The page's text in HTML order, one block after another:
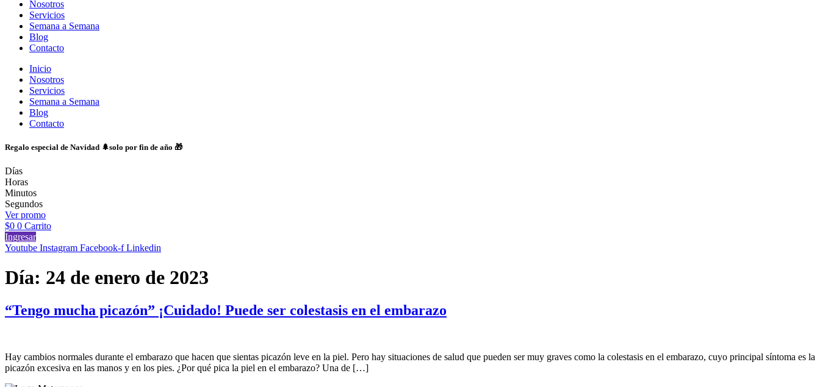
Nosotros
Servicios
Semana a Semana
Blog
Contacto
Inicio
Nosotros
Servicios
Semana a Semana
Blog
Contacto
Regalo especial de Navidad 🌲solo por fin de año 🎁
Días
Horas
Minutos
Segundos
Ver promo
$0 0 Carrito
Ingresar
Youtube Instagram Facebook-f Linkedin
Día: 24 de enero de 2023
“Tengo mucha picazón” ¡Cuidado! Puede ser colestasis en el embarazo
Hay cambios normales durante el embarazo que hacen que sientas picazón leve en la piel. Pero hay situaciones de salud que pueden ser muy graves como la colestasis en el embarazo, cuyo principal síntoma es la
picazón excesiva en las manos y en los pies. ¿Por qué pica la piel en el embarazo? Una de […]